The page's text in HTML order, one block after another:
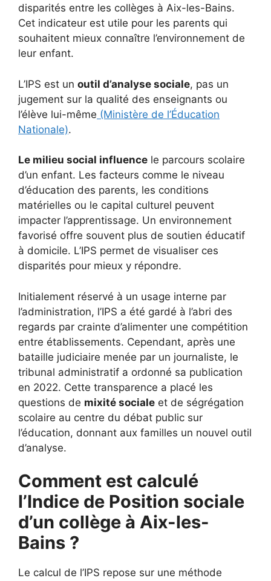
disparités entre les collèges à Aix-les-Bains.
Cet indicateur est utile pour les parents qui
souhaitent mieux connaître l’environnement de
leur enfant.
L’IPS est un outil d’analyse sociale, pas un
jugement sur la qualité des enseignants ou
l’élève lui-même (Ministère de l’Éducation
Nationale).
Le milieu social influence le parcours scolaire
d’un enfant. Les facteurs comme le niveau
d’éducation des parents, les conditions
matérielles ou le capital culturel peuvent
impacter l’apprentissage. Un environnement
favorisé offre souvent plus de soutien éducatif
à domicile. L’IPS permet de visualiser ces
disparités pour mieux y répondre.
Initialement réservé à un usage interne par
l’administration, l’IPS a été gardé à l’abri des
regards par crainte d’alimenter une compétition
entre établissements. Cependant, après une
bataille judiciaire menée par un journaliste, le
tribunal administratif a ordonné sa publication
en 2022. Cette transparence a placé les
questions de mixité sociale et de ségrégation
scolaire au centre du débat public sur
l’éducation, donnant aux familles un nouvel outil
d’analyse.
Comment est calculé
l’Indice de Position sociale
d’un collège à Aix-les-
Bains ?
Le calcul de l’IPS repose sur une méthode